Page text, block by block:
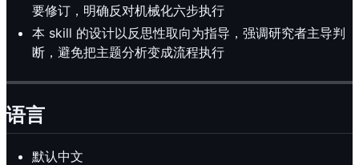
要修订，明确反对机械化六步执行
本 skill 的设计以反思性取向为指导，强调研究者主导判
断，避免把主题分析变成流程执行
语言
默认中文